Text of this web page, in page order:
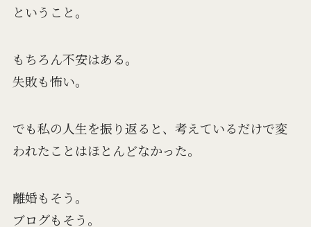
ということ。
もちろん不安はある。
失敗も怖い。
でも私の人生を振り返ると、考えているだけで変
われたことはほとんどなかった。
離婚もそう。
ブログもそう。